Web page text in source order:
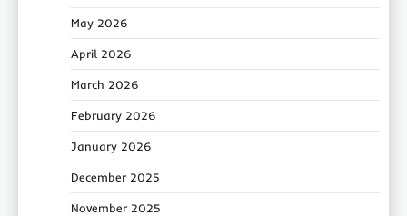
May 2026
April 2026
March 2026
February 2026
January 2026
December 2025
November 2025